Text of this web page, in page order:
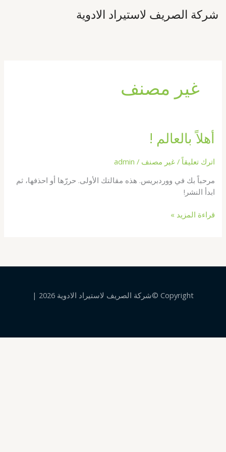
إلىشركة الصريف لاستيراد الادوية
غير مصنف
أهلاً بالعالم !
اترك تعليقاً /غير مصنف /
admin
مرحباً بك في ووردبريس. هذه مقالتك الأولى. حررّها أو احذفها، ثم
ابدأ النشر!
أهلاً
بالعالم
!
قراءة المزيد »
Copyright ©شركة الصريف لاستيراد الادوية 2026 |